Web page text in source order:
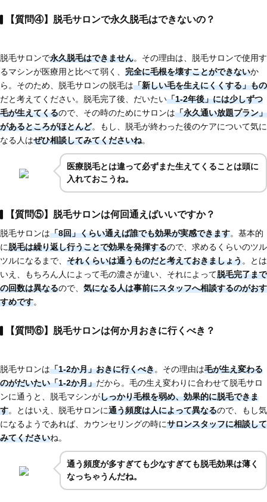
【質問④】脱毛サロンで永久脱毛はできないの？
脱毛サロンで永久脱毛はできません。その理由は、脱毛サロンで使用す
るマシンが医療用と比べて弱く、 完全に毛根を壊すことができないか
ら。そのため、脱毛サロンの脱毛は「新しい毛を生えにくくする」もの
だと考えてください。脱毛完了後、だいたい「1-2年後」には少しずつ
毛が生えてくるので、その時のためにサロンは「永久通い放題プラン」
があるところがほとんど。もし、脱毛が終わった後のケアについて気に
なる人はぜひ相談してみてくださいね。
医療脱毛とは違って必ずまた生えてくることは頭に
入れておこうね。
【質問⑤】脱毛サロンは何回通えばいいですか？
脱毛サロンは「8回」くらい通えば誰でも効果が実感できます。基本的
に脱毛は繰り返し行うことで効果を発揮するので、求めるくらいのツル
ツルになるまで、 それくらいは通うものだと考えておきましょう。とは
いえ、もちろん人によって毛の濃さが違い、それによって脱毛完了まで
の回数は異なるので、 気になる人は事前にスタッフへ相談するのがおす
すめです。
【質問⑥】脱毛サロンは何か月おきに行くべき？
脱毛サロンは「1-2か月」おきに行くべき。その理由は毛が生え変わる
のがだいたい「1-2か月」だから。毛の生え変わりに合わせて脱毛サロ
ンに通うと、脱毛マシンがしっかり毛根を弱め、効果的に脱毛できま
す。とはいえ、脱毛サロンに通う頻度は人によって異なるので、もし気
になるようであれば、カウンセリングの時にサロンスタッフに相談して
みてくださいね。
通う頻度が多すぎても少なすぎても脱毛効果は薄く
なっちゃうんだね。